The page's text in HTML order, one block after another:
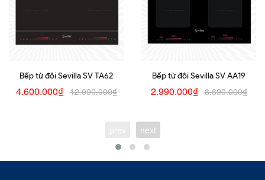
Bếp từ đôi Sevilla SV TA62
4.600.000₫ 12.090.000₫
Bếp từ đôi Sevilla SV AA19
2.990.000₫ 8.690.000₫
next